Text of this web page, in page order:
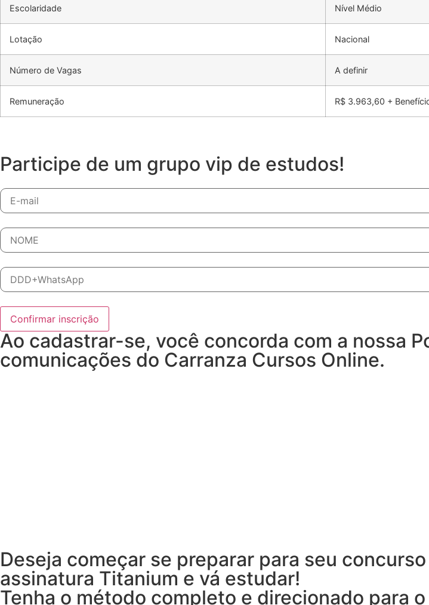
Escolaridade Nível Médio
Lotação Nacional
Número de Vagas A definir
Remuneração R$ 3.963,60 +
Participe de um grupo vip de estudos!
Ao cadastrar-se, você concorda com a nossa
comunicações do Carranza Cursos Online.
Deseja começar se preparar para seu
assinatura Titanium e vá estudar!
Tenha o método completo e direcionado para